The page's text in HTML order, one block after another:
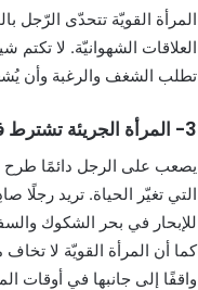
المرأة القويّة تتحدّى الرّجل
العلاقات الشهوانيّة. لا تكتم
تطلب الشغف والرغبة وأن
3- المرأة الجريئة تشترط في الرجل الصدق وأن يتقبل نقاط ضعفه
يصعب على الرجل دائمًا طرح
التي تغيّر الحياة. تريد رجلًا
للإبحار في بحر الشكوك
كما أن المرأة القويّة لا
واقفًا إلى جانبها في أوقات